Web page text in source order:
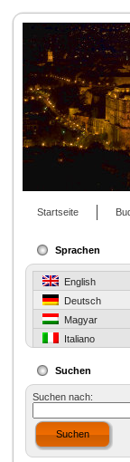
Startseite
Sprachen
English
Deutsch
Magyar
Italiano
Suchen
Suchen nach:
Suchen